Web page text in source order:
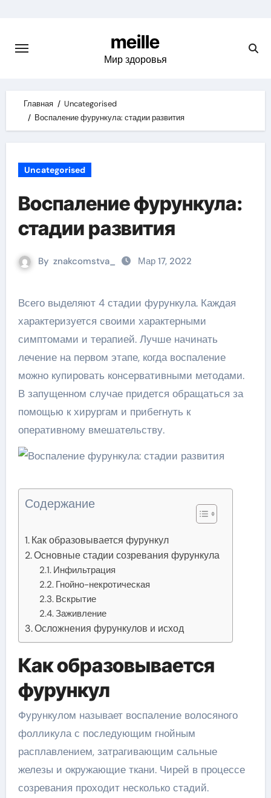
content
meille
Мир здоровья
Главная
Uncategorised
Воспаление фурункула: стадии развития
Uncategorised
Воспаление фурункула:
стадии развития
By znakcomstva_ Мар 17, 2022
Всего выделяют 4 стадии фурункула. Каждая
характеризуется своими характерными
симптомами и терапией. Лучше начинать
лечение на первом этапе, когда воспаление
можно купировать консервативными методами.
В запущенном случае придется обращаться за
помощью к хирургам и прибегнуть к
оперативному вмешательству.
Содержание
Как образовывается фурункул
Основные стадии созревания фурункула
Инфильтрация
Гнойно-некротическая
Вскрытие
Заживление
Осложнения фурункулов и исход
Как образовывается
фурункул
Фурункулом называет воспаление волосяного
фолликула с последующим гнойным
расплавлением, затрагивающим сальные
железы и окружающие ткани. Чирей в процессе
созревания проходит несколько стадий.